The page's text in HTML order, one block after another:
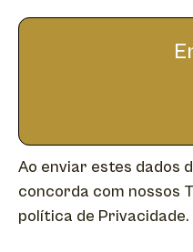
Ao enviar estes dados
concorda com nossos
política de Privacidade.